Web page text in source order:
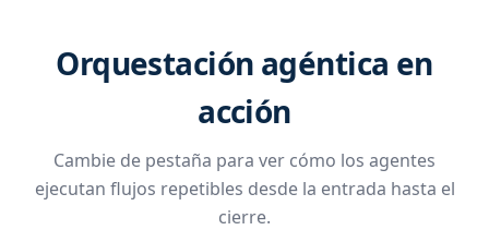
Orquestación agéntica en
acción
Cambie de pestaña para ver cómo los agentes
ejecutan flujos repetibles desde la entrada hasta el
cierre.